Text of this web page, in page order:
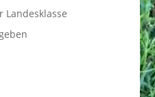
Landesklasse